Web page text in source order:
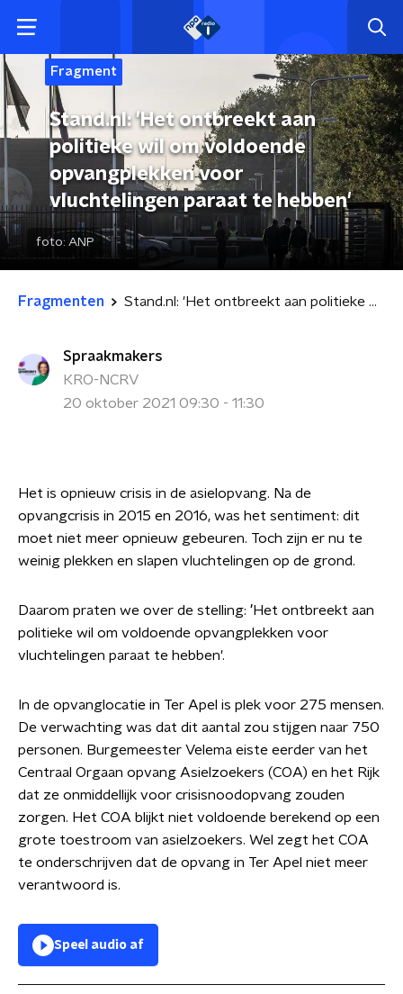
Fragment
Stand.nl: 'Het ontbreekt aan
politieke wil om voldoende
opvangplekken voor
vluchtelingen paraat te hebben'
foto: ANP
Fragmenten Stand.nl: 'Het ontbreekt aan politieke wil om voldoende opvangplekken voor vluchtelingen paraat te hebben'
Spraakmakers
KRO-NCRV
20 oktober 2021 09:30 - 11:30
Het is opnieuw crisis in de asielopvang. Na de
opvangcrisis in 2015 en 2016, was het sentiment: dit
moet niet meer opnieuw gebeuren. Toch zijn er nu te
weinig plekken en slapen vluchtelingen op de grond.
Daarom praten we over de stelling: 'Het ontbreekt aan
politieke wil om voldoende opvangplekken voor
vluchtelingen paraat te hebben'.
In de opvanglocatie in Ter Apel is plek voor 275 mensen.
De verwachting was dat dit aantal zou stijgen naar 750
personen. Burgemeester Velema eiste eerder van het
Centraal Orgaan opvang Asielzoekers (COA) en het Rijk
dat ze onmiddellijk voor crisisnoodopvang zouden
zorgen. Het COA blijkt niet voldoende berekend op een
grote toestroom van asielzoekers. Wel zegt het COA
te onderschrijven dat de opvang in Ter Apel niet meer
verantwoord is.
Speel audio af